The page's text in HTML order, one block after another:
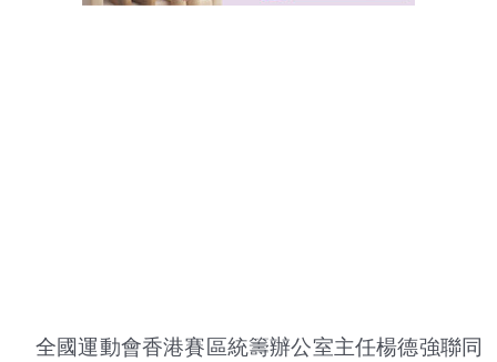
全國運動會香港賽區統籌辦公室主任楊德強聯同